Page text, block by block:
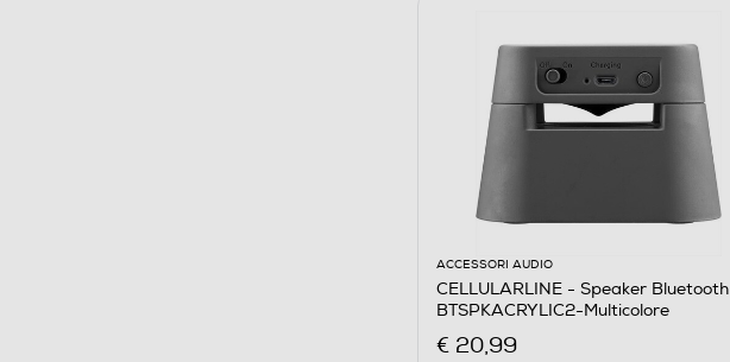
ACCESSORI AUDIO
CELLULARLINE - Speaker Bluetooth
BTSPKACRYLIC2-Multicolore
€ 20,99